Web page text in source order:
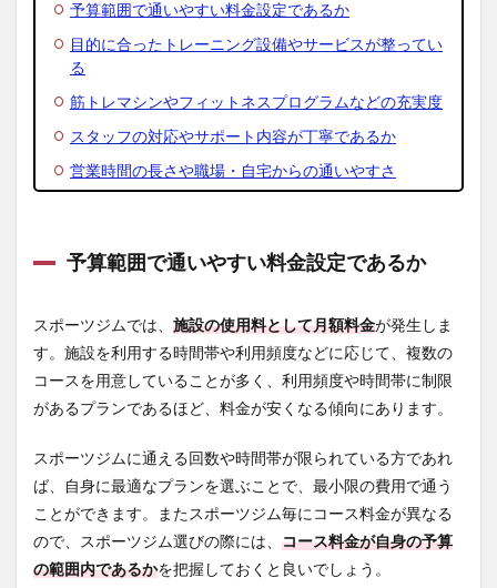
ム1位：
BLINKER（ブ
リンカー）札
幌店
3.1.1
BLINKER（ブ
幌店の利用料
金
BLINKER（ブ
リンカー）札
3.2
札幌
ジム2位：絆
Style-gym
Legame（レ
3.2.1
絆
Style-gym
Legame（レ
ガーメ）の
利用料金
3.2.2
絆
予算範囲で通いやすい料金設定であるか
目的に合ったトレーニング設備やサービスが整ってい
る
筋トレマシンやフィットネスプログラムなどの充実度
スタッフの対応やサポート内容が丁寧であるか
営業時間の長さや職場・自宅からの通いやすさ
予算範囲で通いやすい料金設定であるか
スポーツジムでは、 施設の使用料として月額料金が発生しま
す。施設を利用する時間帯や利用頻度などに応じて、複数の
コースを用意していることが多く、利用頻度や時間帯に制限
があるプランであるほど、料金が安くなる傾向にあります。
スポーツジムに通える回数や時間帯が限られている方であれ
ば、自身に最適なプランを選ぶことで、最小限の費用で通う
ことができます。またスポーツジム毎にコース料金が異なる
ので、スポーツジム選びの際には、 コース料金が自身の予算
の範囲内であるかを把握しておくと良いでしょう。